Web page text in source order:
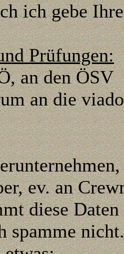
ich gebe
Prüfungen:
an den ÖSV
an die
ev. an
diese
spamme nicht.